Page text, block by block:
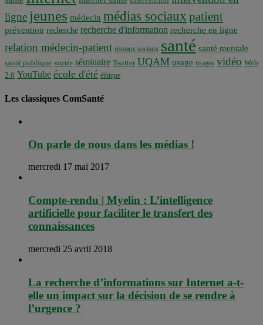
ligne jeunes médecin médias sociaux patient
prévention recherche recherche d'information recherche en ligne
relation médecin-patient réseaux sociaux santé santé mentale
santé publique suicide séminaire Twitter UQAM usage usages vidéo Web
2.0 YouTube école d'été éthique
Les classiques ComSanté
On parle de nous dans les médias !
mercredi 17 mai 2017
Compte-rendu | Myelin : L’intelligence
artificielle pour faciliter le transfert des
connaissances
mercredi 25 avril 2018
La recherche d’informations sur Internet a-t-
elle un impact sur la décision de se rendre à
l’urgence ?